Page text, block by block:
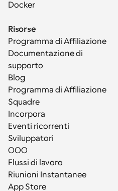
Docker
Risorse
Programma di Affiliazione
Documentazione di
supporto
Blog
Programma di Affiliazione
Squadre
Incorpora
Eventi ricorrenti
Sviluppatori
OOO
Flussi di lavoro
Riunioni Instantanee
App Store